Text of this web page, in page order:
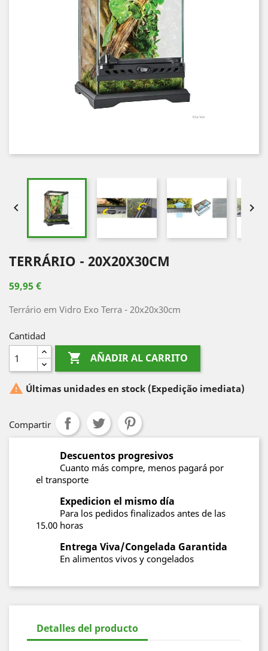
 
TERRÁRIO - 20X20X30CM
59,95 €
Terrário em Vidro Exo Terra - 20x20x30cm
Cantidad
 AÑADIR AL CARRITO
 Últimas unidades en stock (Expedição imediata)
Compartir
Descuentos progresivos
Cuanto más compre, menos pagará por
el transporte
Expedicion el mismo día
Para los pedidos finalizados antes de las
15.00 horas
Entrega Viva/Congelada Garantida
En alimentos vivos y congelados
Detalles del producto